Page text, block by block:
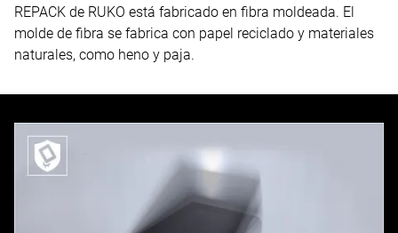
REPACK de RUKO está fabricado en fibra moldeada. El
molde de fibra se fabrica con papel reciclado y materiales
naturales, como heno y paja.